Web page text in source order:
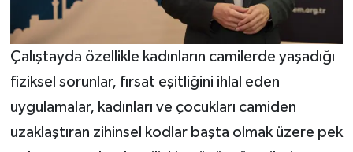
Çalıştayda özellikle kadınların camilerde yaşadığı
fiziksel sorunlar, fırsat eşitliğini ihlal eden
uygulamalar, kadınları ve çocukları camiden
uzaklaştıran zihinsel kodlar başta olmak üzere pek